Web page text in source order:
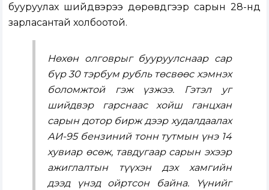
бууруулах шийдвэрээ дөрөвдүгээр сарын 28-нд
зарласантай холбоотой.
Нөхөн олговрыг бууруулснаар сар
бүр 30 тэрбум рубль төсвөөс хэмнэх
боломжтой гэж үзжээ. Гэтэл уг
шийдвэр гарснаас хойш ганцхан
сарын дотор бирж дээр худалдаалах
АИ-95 бензиний тонн тутмын үнэ 14
хувиар өсөж, тавдугаар сарын эхээр
ажиглалтын түүхэн дэх хамгийн
дээд үнэд ойртсон байна. Үүнийг